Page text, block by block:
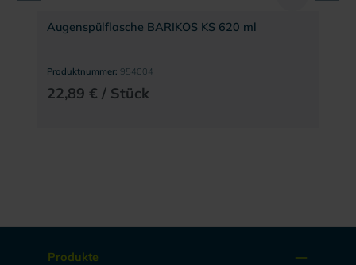
Augenspülflasche BARIKOS KS 620 ml
Produktnummer: 954004
22,89 € / Stück
Produkte